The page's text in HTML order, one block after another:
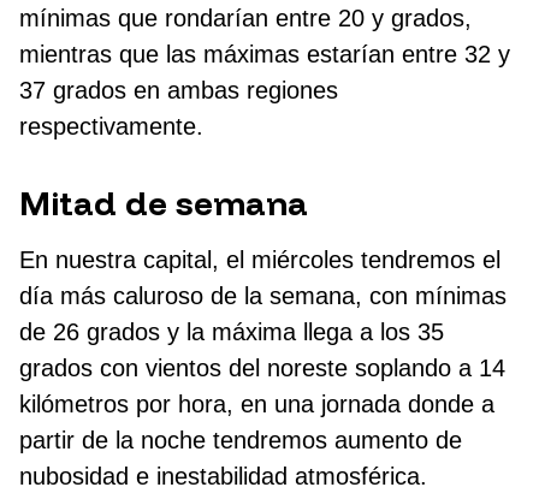
mínimas que rondarían entre 20 y grados,
mientras que las máximas estarían entre 32 y
37 grados en ambas regiones
respectivamente.
Mitad de semana
En nuestra capital, el miércoles tendremos el
día más caluroso de la semana, con mínimas
de 26 grados y la máxima llega a los 35
grados con vientos del noreste soplando a 14
kilómetros por hora, en una jornada donde a
partir de la noche tendremos aumento de
nubosidad e inestabilidad atmosférica.